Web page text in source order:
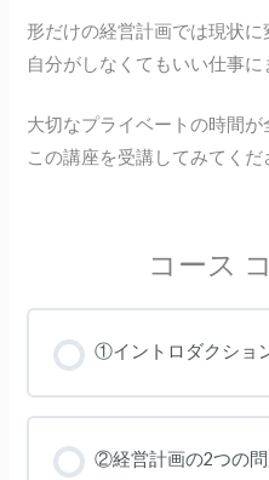
形だけの経営計画では現状に
自分がしなくてもいい仕事に
大切なプライベートの時間
この講座を受講してみてくだ
コース
①イントロダクショ
②経営計画の2つの問